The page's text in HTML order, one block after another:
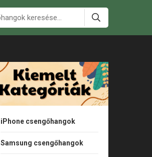
iPhone csengőhangok
Samsung csengőhangok